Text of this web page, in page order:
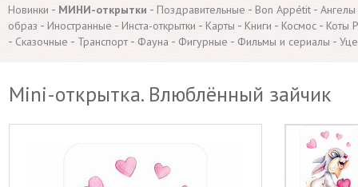
Новинки - МИНИ-открытки - Поздравительные - Bon Appétit -
образ - Иностранные - Инста-открытки - Карты - Книги - Космос - Коты
- Сказочные - Транспорт- Фауна - Фигурные - Фильмы и сериалы -
Mini-открытка. Влюблённый зайчик